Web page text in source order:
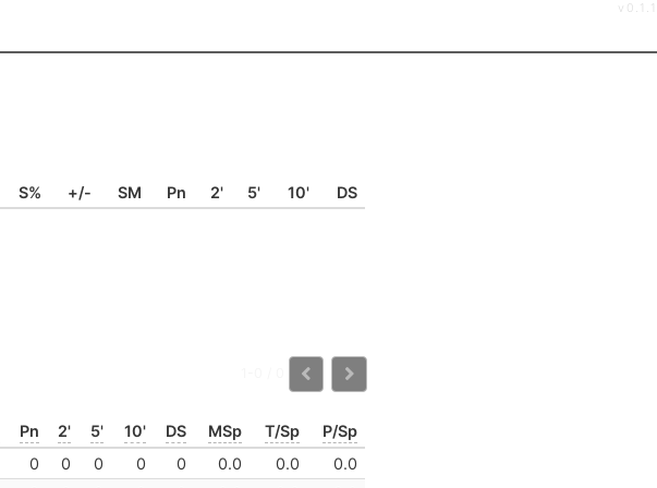
v0.1.1
S% +/- SM Pn 2' 5' 10' DS
Pn 2' 5' 10' DS MSp T/Sp
P/Sp
0 0 0 0 0 0.0 0.0
0.0